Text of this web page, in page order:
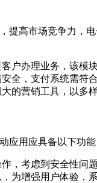
提高市场竞争力，
户办理业务，该模
全，支付系统需符
的营销工具，以多
应用应具备以下功能
，考虑到安全性问
为增强用户体验，